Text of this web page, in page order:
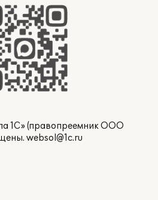
1С» (правопреемник ООО
websol@1c.ru